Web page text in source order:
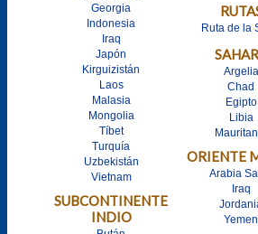
Georgia
Indonesia
Iraq
Japón
Kirguizistán
Laos
Malasia
Mongolia
Tíbet
Turquía
Uzbekistán
Vietnam
SUBCONTINENTE
INDIO
Ruta de la
Argelia
Chad
Egipto
Libia
ORIENTE
Arabia
Iraq
Yemen